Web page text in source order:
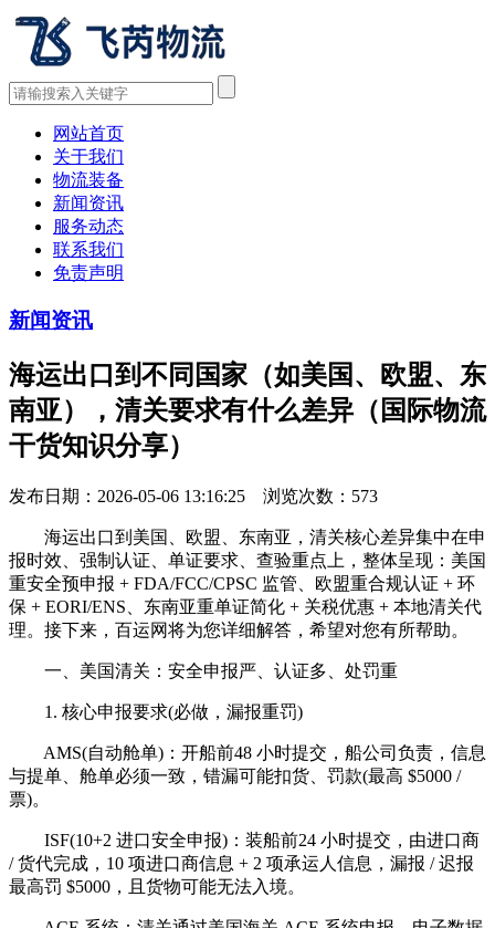
网站首页
关于我们
物流装备
新闻资讯
服务动态
联系我们
免责声明
新闻资讯
海运出口到不同国家（如美国、欧盟、东
南亚），清关要求有什么差异（国际物流
干货知识分享）
发布日期：2026-05-06 13:16:25 浏览次数： 573
海运出口到美国、欧盟、东南亚，清关核心差异集中在申
报时效、强制认证、单证要求、查验重点上，整体呈现：美国
重安全预申报 + FDA/FCC/CPSC 监管、欧盟重合规认证 + 环
保 + EORI/ENS、东南亚重单证简化 + 关税优惠 + 本地清关代
理。接下来，百运网将为您详细解答，希望对您有所帮助。
一、美国清关：安全申报严、认证多、处罚重
1. 核心申报要求(必做，漏报重罚)
AMS(自动舱单)：开船前48 小时提交，船公司负责，信息
与提单、舱单必须一致，错漏可能扣货、罚款(最高 $5000 /
票)。
ISF(10+2 进口安全申报)：装船前24 小时提交，由进口商
/ 货代完成，10 项进口商信息 + 2 项承运人信息，漏报 / 迟报
最高罚 $5000，且货物可能无法入境。